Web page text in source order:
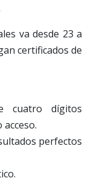
va desde 23 a
certificados de
cuatro dígitos
perfectos